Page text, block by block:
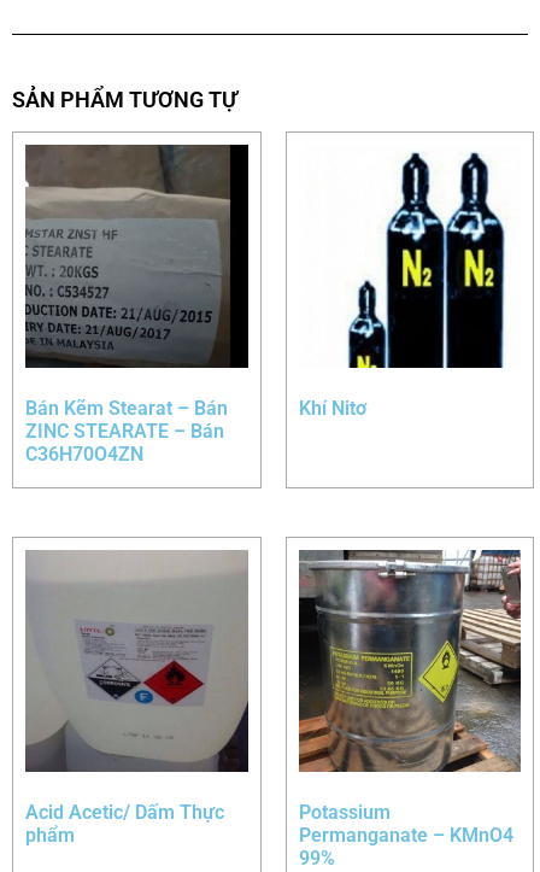
SẢN PHẨM TƯƠNG TỰ
Bán Kẽm Stearat – Bán
ZINC STEARATE – Bán
C36H70O4ZN
Khí Nitơ
Acid Acetic/ Dấm Thực
phẩm
Potassium
Permanganate – KMnO4
99%